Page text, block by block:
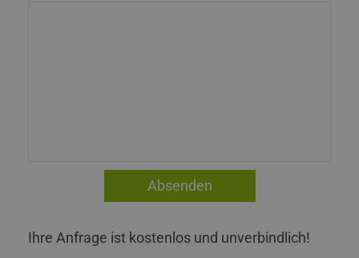
Ihre Anfrage ist kostenlos und unverbindlich!